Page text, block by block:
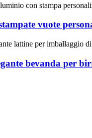
vuote
bevanda per